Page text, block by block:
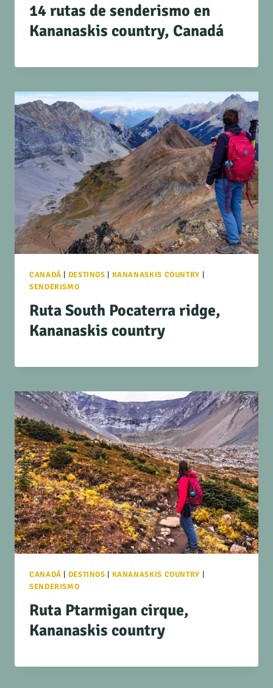
14 rutas de senderismo en
Kananaskis country, Canadá
CANADÁ | DESTINOS | KANANASKIS COUNTRY |
SENDERISMO
Ruta South Pocaterra ridge,
Kananaskis country
CANADÁ | DESTINOS | KANANASKIS COUNTRY |
SENDERISMO
Ruta Ptarmigan cirque,
Kananaskis country